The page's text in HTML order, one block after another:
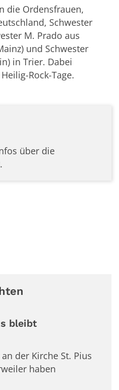
die Ordensfrauen,
Schwester
M. Prado aus
und Schwester
in Trier. Dabei
Rock-Tage.
über die
bleibt
der Kirche St. Pius
haben